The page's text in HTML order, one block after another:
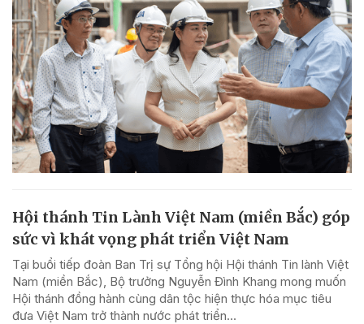
Hội thánh Tin Lành Việt Nam (miền Bắc) góp
sức vì khát vọng phát triển Việt Nam
Tại buổi tiếp đoàn Ban Trị sự Tổng hội Hội thánh Tin lành Việt
Nam (miền Bắc), Bộ trưởng Nguyễn Đình Khang mong muốn
Hội thánh đồng hành cùng dân tộc hiện thực hóa mục tiêu
đưa Việt Nam trở thành nước phát triển...